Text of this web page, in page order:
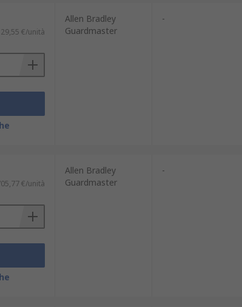
€/unità
Allen Bradley
Guardmaster
-
€/unità
Allen Bradley
Guardmaster
-